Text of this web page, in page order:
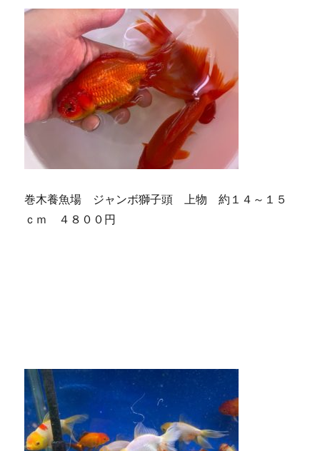
巻木養魚場 ジャンボ獅子頭 上物 約１４～１５
ｃｍ ４８００円